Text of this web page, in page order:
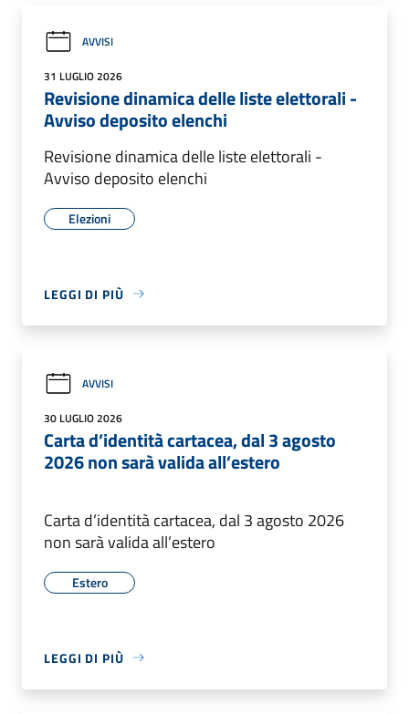
AVVISI
31 LUGLIO 2026
Revisione dinamica delle liste elettorali -
Avviso deposito elenchi
Revisione dinamica delle liste elettorali -
Avviso deposito elenchi
Elezioni
LEGGI DI PIÙ
AVVISI
30 LUGLIO 2026
Carta d’identità cartacea, dal 3 agosto
2026 non sarà valida all’estero
Carta d’identità cartacea, dal 3 agosto 2026
non sarà valida all’estero
Estero
LEGGI DI PIÙ